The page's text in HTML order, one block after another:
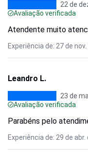
22 de
Avaliação verificada
Atendente muito
Experiência de: 27 de
Leandro L.
23 de
Avaliação verificada
Parabéns pelo
Experiência de: 29 de abr.